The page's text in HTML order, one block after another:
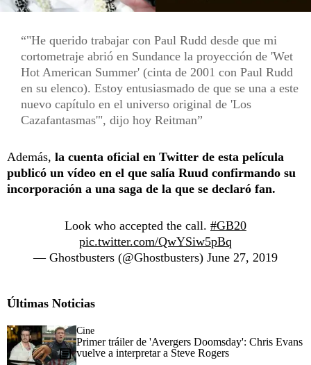
"He querido trabajar con Paul Rudd desde que mi
cortometraje abrió en Sundance la proyección de 'Wet
Hot American Summer' (cinta de 2001 con Paul Rudd
en su elenco). Estoy entusiasmado de que se una a este
nuevo capítulo en el universo original de 'Los
Cazafantasmas'", dijo hoy Reitman
Además, la cuenta oficial en Twitter de esta película
publicó un vídeo en el que salía Ruud confirmando su
incorporación a una saga de la que se declaró fan.
Look who accepted the call. #GB20
pic.twitter.com/QwYSiw5pBq
— Ghostbusters (@Ghostbusters) June 27, 2019
Últimas Noticias
Cine
Primer tráiler de 'Avergers Doomsday': Chris Evans
vuelve a interpretar a Steve Rogers